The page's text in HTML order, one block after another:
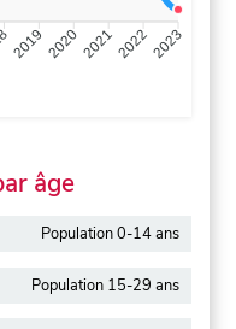
2019 2020202120222023
âge
Population 0-14 ans
Population 15-29 ans